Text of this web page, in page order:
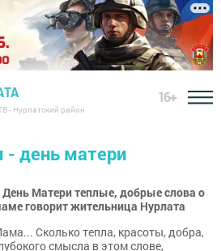
- Нурлатский район
16+
- день матери
День Матери теплые, добрые слова о
говорит жительница Нурлата
Сколько тепла, красоты, добра,
смысла в этом слове,